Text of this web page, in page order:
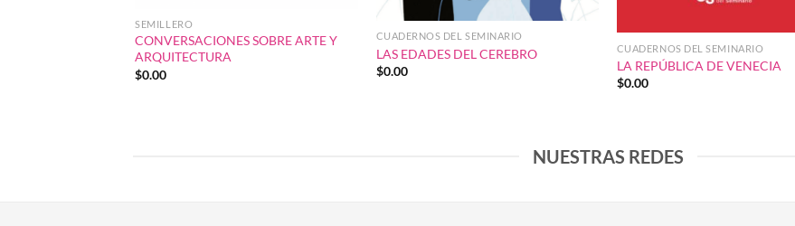
SEMILLERO
CONVERSACIONES SOBRE ARTE Y
ARQUITECTURA
$0.00
CUADERNOS DEL SEMINARIO
LAS EDADES DEL CEREBRO
$0.00
CUADERNOS DEL SEMINARIO
LA REPÚBLICA DE VENECIA
$0.00
NUESTRAS REDES